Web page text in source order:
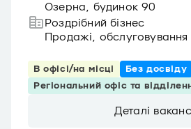
Озерна, будинок 90
Роздрібний бізнес
Продажі, обслуговування
В офісі/на місці
Без досвіду
Регіональний офіс та
Деталі